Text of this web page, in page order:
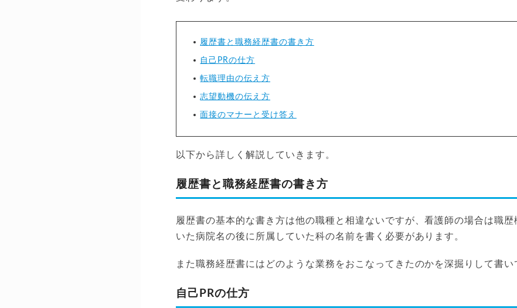
履歴書と職務経歴書の書き方
自己PRの仕方
転職理由の伝え方
志望動機の伝え方
面接のマナーと受け答え
以下から詳しく解説していきます。
履歴書と職務経歴書の書き方
履歴書の基本的な書き方は他の職種と相違ないですが、看護師の場合は職歴
いた病院名の後に所属していた科の名前を書く必要があります。
また職務経歴書にはどのような業務をおこなってきたのかを深掘りして書い
自己PRの仕方